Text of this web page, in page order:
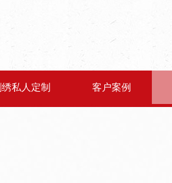
私人定制 客户案例